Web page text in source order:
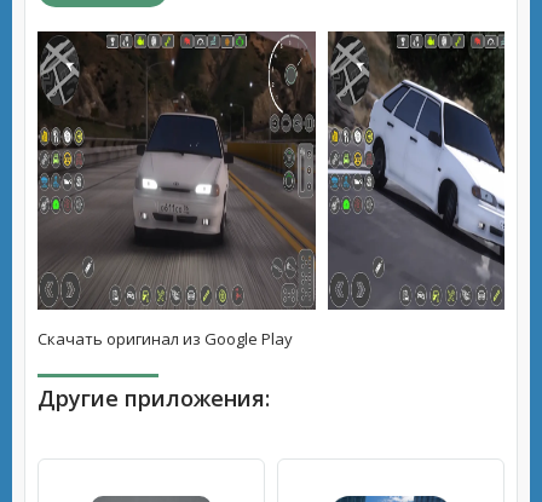
Скачать оригинал из Google Play
Другие приложения: